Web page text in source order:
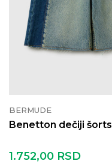
BERMUDE
Benetton dečiji šorts
1.752,00 RSD